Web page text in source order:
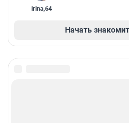
irina,64
Начать